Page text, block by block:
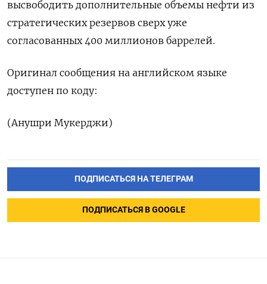
высвободить дополнительные объемы нефти ​из
стратегических резервов сверх уже
согласованных 400 миллионов баррелей.
Оригинал сообщения ‌на английском языке
доступен по коду:
(Анушри Мукерджи)
ПОДПИСАТЬСЯ НА ТЕЛЕГРАМ
ПОДПИСАТЬСЯ В GOOGLE